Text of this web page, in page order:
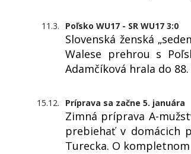
11.3. Poľsko WU17 - SR WU17 3:0
Slovenská ženská
Walese prehrou s
Adamčíková hrala do
15.12. Príprava sa začne 5. januára
Zimná príprava A-
prebiehať v domácich
Turecka. O